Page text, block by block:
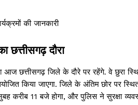
की जानकारी
छत्तीसगढ़ दौरा
छत्तीसगढ़ जिले के दौरे पर रहेंगे. वे छुरा
किया जाएगा. जिले के अंतिम छोर पर
करीब 11 बजे होगा, और पुलिस ने सुरक्षा